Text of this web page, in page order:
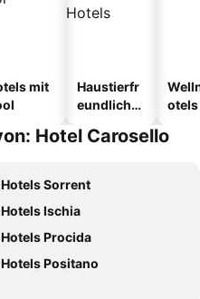
mit
Haustierfr
eundliche
otels
Hotel Carosello
Hotels Sorrent
Hotels Ischia
Hotels Procida
Hotels Positano